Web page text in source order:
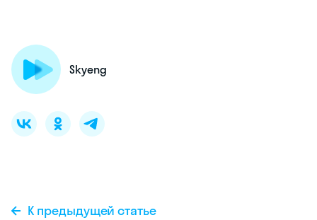
Skyeng
К предыдущей статье